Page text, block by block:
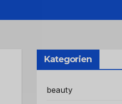
Kategorien
beauty